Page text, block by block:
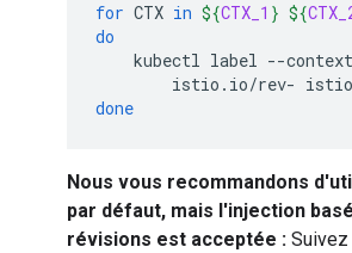
for CTX in ${CTX_1 } ${
do
kubectl label --context
istio.io/rev-
done
Nous vous recommandons
par défaut, mais l'injection
révisions est acceptée :